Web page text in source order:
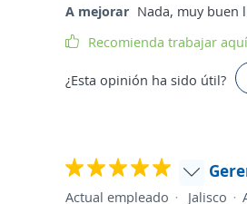
A mejorar Nada, muy buen
Recomienda trabajar aquí
¿Esta opinión ha sido útil?
Actual empleado Jalisco